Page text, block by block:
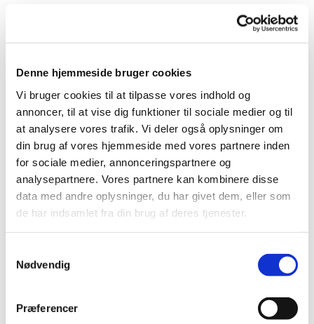
Denne hjemmeside bruger cookies
Vi bruger cookies til at tilpasse vores indhold og
annoncer, til at vise dig funktioner til sociale medier og til
at analysere vores trafik. Vi deler også oplysninger om
din brug af vores hjemmeside med vores partnere inden
for sociale medier, annonceringspartnere og
analysepartnere. Vores partnere kan kombinere disse
data med andre oplysninger, du har givet dem, eller som
de har indsamlet fra din brug af deres tjenester.
Nødvendig
Præferencer
Løgumkloster Kirke.
Aftensangens forløb (med undtagelse af
onsdag)
Præludium
1. salme
Læsning og bøn
2. salme
Velsignelse
Postludium